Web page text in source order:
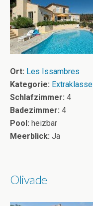
Ort: Les Issambres
Kategorie: Extraklasse
Schlafzimmer: 4
Badezimmer: 4
Pool: heizbar
Meerblick: Ja
Olivade